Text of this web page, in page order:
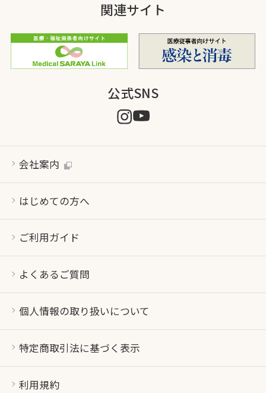
関連サイト
公式SNS
会社案内
はじめての方へ
ご利用ガイド
よくあるご質問
個人情報の取り扱いについて
特定商取引法に基づく表示
利用規約